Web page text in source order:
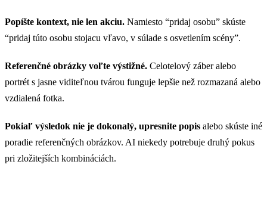
Popíšte kontext, nie len akciu. Namiesto “pridaj osobu” skúste
“pridaj túto osobu stojacu vľavo, v súlade s osvetlením scény”.
Referenčné obrázky voľte výstižné. Celotelový záber alebo
portrét s jasne viditeľnou tvárou funguje lepšie než rozmazaná alebo
vzdialená fotka.
Pokiaľ výsledok nie je dokonalý, upresnite popis alebo skúste iné
poradie referenčných obrázkov. AI niekedy potrebuje druhý pokus
pri zložitejších kombináciách.